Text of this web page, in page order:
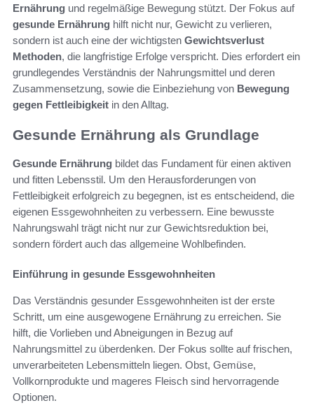
Ernährung und regelmäßige Bewegung stützt. Der Fokus auf
gesunde Ernährung hilft nicht nur, Gewicht zu verlieren,
sondern ist auch eine der wichtigsten Gewichtsverlust
Methoden, die langfristige Erfolge verspricht. Dies erfordert ein
grundlegendes Verständnis der Nahrungsmittel und deren
Zusammensetzung, sowie die Einbeziehung von Bewegung
gegen Fettleibigkeit in den Alltag.
Gesunde Ernährung als Grundlage
Gesunde Ernährung bildet das Fundament für einen aktiven
und fitten Lebensstil. Um den Herausforderungen von
Fettleibigkeit erfolgreich zu begegnen, ist es entscheidend, die
eigenen Essgewohnheiten zu verbessern. Eine bewusste
Nahrungswahl trägt nicht nur zur Gewichtsreduktion bei,
sondern fördert auch das allgemeine Wohlbefinden.
Einführung in gesunde Essgewohnheiten
Das Verständnis gesunder Essgewohnheiten ist der erste
Schritt, um eine ausgewogene Ernährung zu erreichen. Sie
hilft, die Vorlieben und Abneigungen in Bezug auf
Nahrungsmittel zu überdenken. Der Fokus sollte auf frischen,
unverarbeiteten Lebensmitteln liegen. Obst, Gemüse,
Vollkornprodukte und mageres Fleisch sind hervorragende
Optionen.